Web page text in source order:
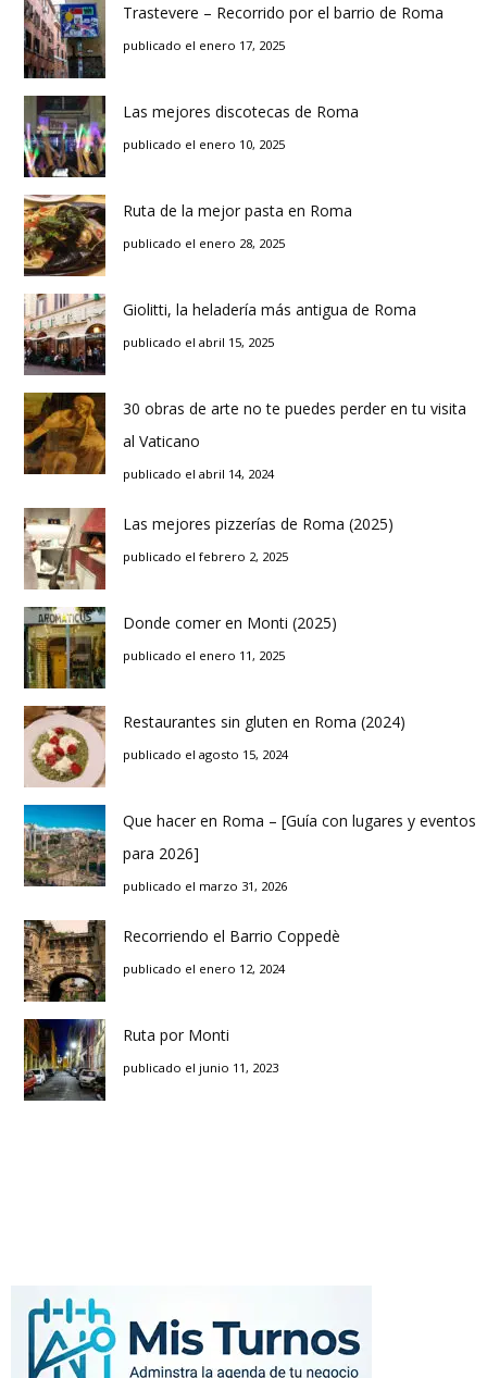
Trastevere – Recorrido por el barrio de Roma
publicado el enero 17, 2025
Las mejores discotecas de Roma
publicado el enero 10, 2025
Ruta de la mejor pasta en Roma
publicado el enero 28, 2025
Giolitti, la heladería más antigua de Roma
publicado el abril 15, 2025
30 obras de arte no te puedes perder en tu visita
al Vaticano
publicado el abril 14, 2024
Las mejores pizzerías de Roma (2025)
publicado el febrero 2, 2025
Donde comer en Monti (2025)
publicado el enero 11, 2025
Restaurantes sin gluten en Roma (2024)
publicado el agosto 15, 2024
Que hacer en Roma – [Guía con lugares y eventos
para 2026]
publicado el marzo 31, 2026
Recorriendo el Barrio Coppedè
publicado el enero 12, 2024
Ruta por Monti
publicado el junio 11, 2023